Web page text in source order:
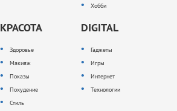
Хобби
КРАСОТА
Здоровье
Макияж
Показы
Похудение
Стиль
DIGITAL
Гаджеты
Игры
Интернет
Технологии